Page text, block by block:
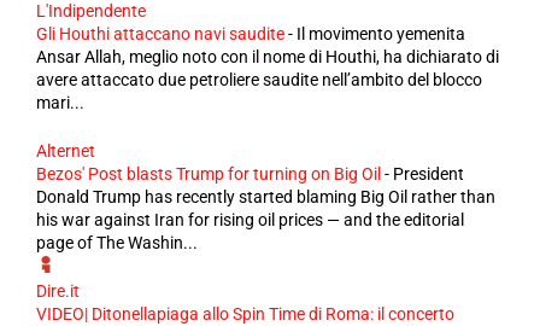
L'Indipendente
Gli Houthi attaccano navi saudite- Il movimento yemenita
Ansar Allah, meglio noto con il nome di Houthi, ha dichiarato di
avere attaccato due petroliere saudite nell’ambito del blocco
mari...
Alternet
Bezos' Post blasts Trump for turning on Big Oil - President
Donald Trump has recently started blaming Big Oil rather than
his war against Iran for rising oil prices — and the editorial
page of The Washin...
Dire.it
VIDEO| Ditonellapiaga allo Spin Time di Roma: il concerto